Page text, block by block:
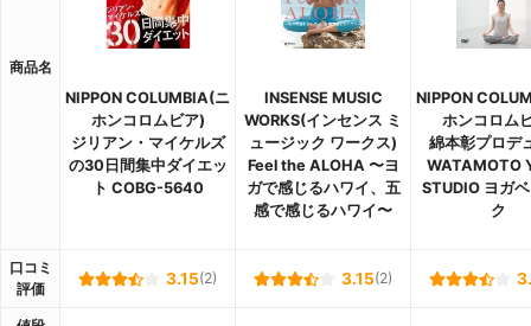
商品名
NIPPON COLUMBIA(ニ
ホンコロムビア)
ジリアン・マイケルズ
の30日間集中ダイエッ
ト COBG-5640
INSENSE MUSIC
WORKS(インセンス ミ
ュージック ワークス)
Feel the ALOHA 〜ヨ
ガで感じるハワイ、五
感で感じるハワイ〜
NIPPON
ホンコロム
綿本彰プロデ
WATAMOTO
STUDIO ヨガ
ク
口コミ
評価
3.15(2) 3.15(2)